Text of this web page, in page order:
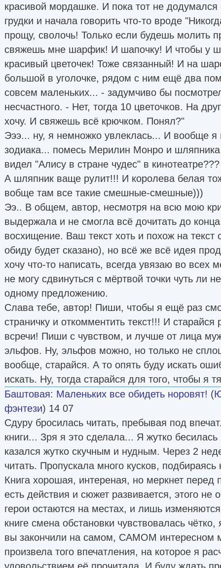
красивой мордашке. И пока тот не додумался
грудки и начала говорить что-то вроде
прощу, сволочь! Только если будешь молить
свяжешь мне шарфик! И шапочку! И чтобы у
красивый цветочек! Тоже связанный! И на
большой в уголочке, рядом с ним ещё два
совсем маленьких... - задумчиво бы
несчастного. - Нет, тогда 10 цветочков. На
хочу. И свяжешь всё крючком. Понял?"
Эээ... ну, я немножко увлеклась... И вообще я
зодиака... помесь Мерилин Монро и
видел "Алису в стране чудес" в
А шляпник ваще рулит!!! И королева белая
вобще там все такие смешные-смешные)))
Ээ.. В общем, автор, несмотря на всю мою
выдержала и не смогла всё дочитать до
восхищение. Ваш текст хоть и похож на текст
обиду будет сказано), но всё же всё идея
хочу что-то написать, всегда увязаю во всех
не могу сдвинуться с мёртвой точки чуть ли
одному предложению.
Слава тебе, автор! Пиши, чтобы я ещё раз
страничку и откомментить текст!!! И
всречи! Пиши с чувством, и лучше от лица
эльфов. Ну, эльфов можно, но только не
вообще, старайся. А то опять буду искать
искать. Ну, тогда старайся для того, чтобы я
Баштовая: Маленьких все обидеть норовят! (
фэнтези) 14 07
Сдуру бросилась читать, пребывая под
книги... Зря я это сделала... Я жутко
казался жутко скучным и нудным. Через 2
читать. Пропускала много кусков,
Книга хорошая, интереная, но меркнет перед
есть действия и сюжет развивается, этого не
герои остаются на местах, и лишь
книге смена обстановки чувствовалась
вы закончили на самом, САМОМ интересном
произвела того впечатления, на которое я